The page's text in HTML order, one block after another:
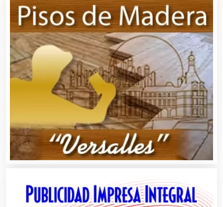
Alquiler de Sillas y Mesas
Alquiler de Trajes de Etiqueta
Alta Costura
Aluminio
Análisis Clínicos